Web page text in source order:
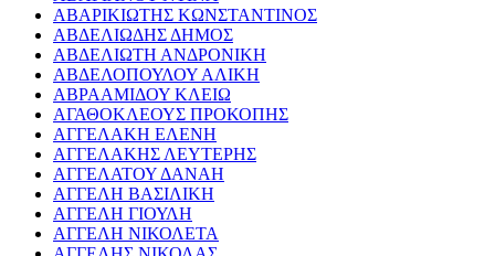
ΑΒΑΡΙΚΙΩΤΗΣ ΚΩΝΣΤΑΝΤΙΝΟΣ
ΑΒΔΕΛΙΩΔΗΣ ΔΗΜΟΣ
ΑΒΔΕΛΙΩΤΗ ΑΝΔΡΟΝΙΚΗ
ΑΒΔΕΛΟΠΟΥΛΟΥ ΑΛΙΚΗ
ΑΒΡΑΑΜΙΔΟΥ ΚΛΕΙΩ
ΑΓΑΘΟΚΛΕΟΥΣ ΠΡΟΚΟΠΗΣ
ΑΓΓΕΛΑΚΗ ΕΛΕΝΗ
ΑΓΓΕΛΑΚΗΣ ΛΕΥΤΕΡΗΣ
ΑΓΓΕΛΑΤΟΥ ΔΑΝΑΗ
ΑΓΓΕΛΗ ΒΑΣΙΛΙΚΗ
ΑΓΓΕΛΗ ΓΙΟΥΛΗ
ΑΓΓΕΛΗ ΝΙΚΟΛΕΤΑ